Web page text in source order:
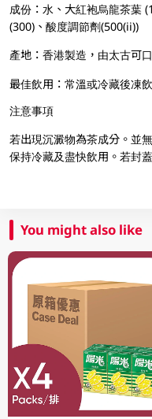
成份：水、大紅袍烏龍茶葉
(300)、酸度調節劑(500(ii))
產地：香港製造，由太古可
最佳飲用：常溫或冷藏後凍飲
注意事項
若出現沉澱物為茶成分。並
保持冷藏及盡快飲用。若封
You might also like